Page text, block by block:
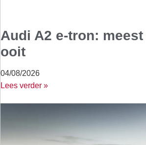
Audi A2 e-tron:
ooit
04/08/2026
Lees verder »